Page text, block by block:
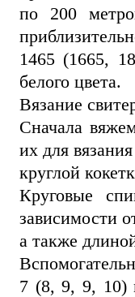
по 200
1465 (1665,
белого цвета.
Вязание
Сначала
их для вязания
круглой
Круговые
зависимости
а также
7 (8, 9, 9, 10)